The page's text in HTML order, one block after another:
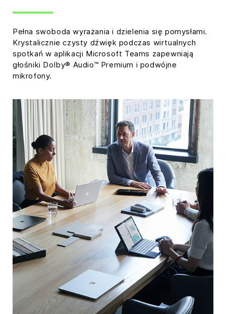
Pełna swoboda wyrażania i dzielenia się pomysłami.
Krystalicznie czysty dźwięk podczas wirtualnych
spotkań w aplikacji Microsoft Teams zapewniają
głośniki Dolby® Audio™ Premium i podwójne
mikrofony.